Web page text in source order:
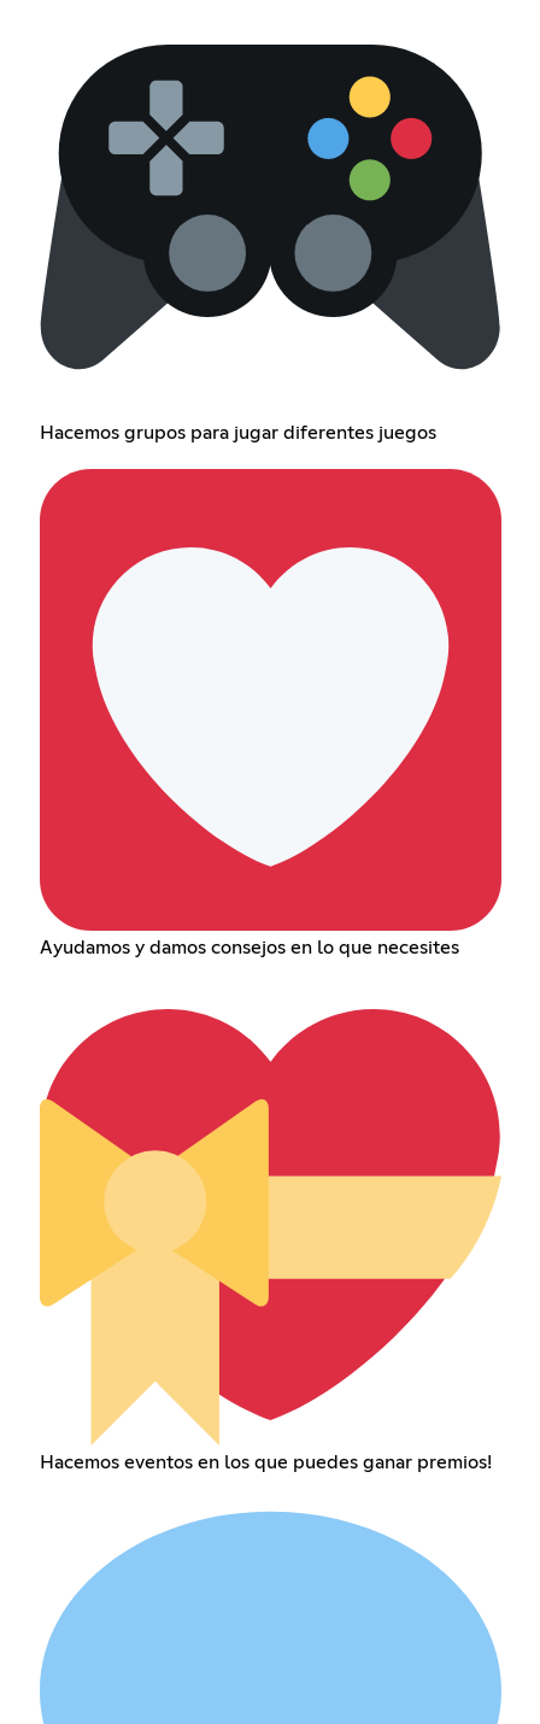
Hacemos grupos para jugar diferentes juegos
Ayudamos y damos consejos en lo que necesites
Hacemos eventos en los que puedes ganar premios!